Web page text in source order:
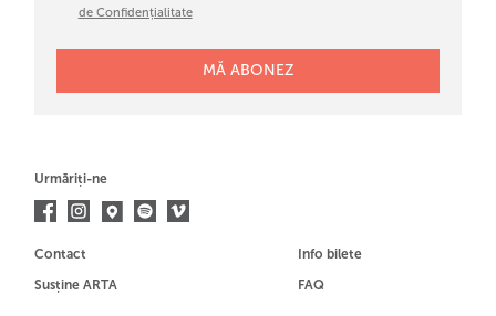
de Confidențialitate
Urmăriți-ne
Contact
Susține ARTA
Info bilete
FAQ